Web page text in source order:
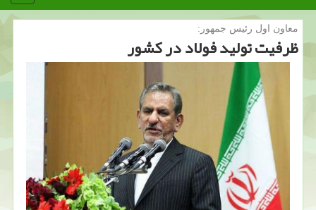
معاون اول رئیس جمهور:
ظرفیت تولید فولاد در كشور